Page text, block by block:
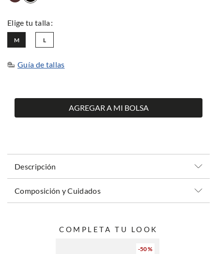
L
M
Guía de tallas
AGREGAR A MI BOLSA
Descripción
Composición y Cuidados
COMPLETA TU LOOK
-50 %